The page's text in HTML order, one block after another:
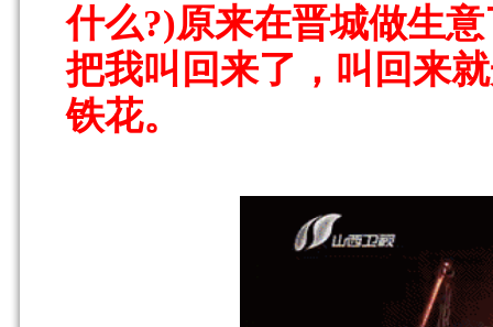
什么?)原来在晋城做生
把我叫回来了，叫回来
铁花。